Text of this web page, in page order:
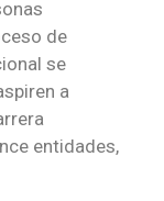
de
se
a
entidades,